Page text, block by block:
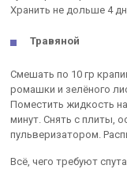
Хранить не дольше 4
Травяной
Смешать по 10 гр
ромашки и зелёного
Поместить жидкость
минут. Снять с плиты,
пульверизатором.
Всё, чего требуют